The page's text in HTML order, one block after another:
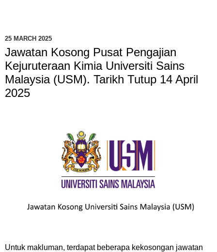
25 MARCH 2025
Jawatan Kosong Pusat Pengajian
Kejuruteraan Kimia Universiti Sains
Malaysia (USM). Tarikh Tutup 14 April
2025
Untuk makluman, terdapat beberapa kekosongan jawatan